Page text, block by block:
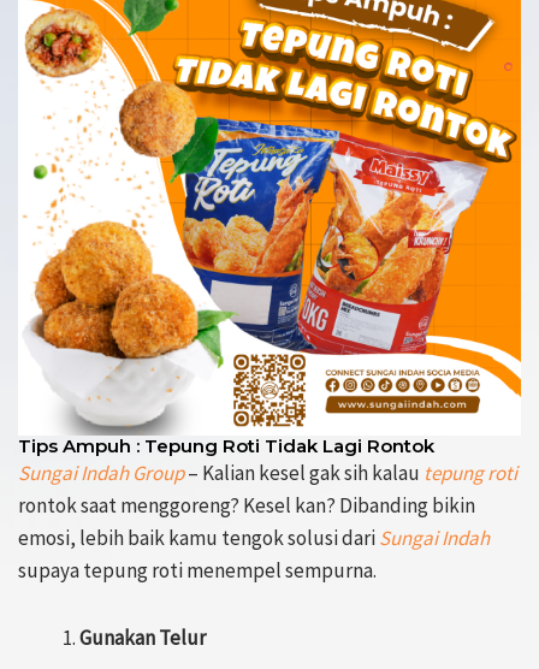
Tips Ampuh : Tepung Roti Tidak Lagi Rontok
Sungai Indah Group– Kalian kesel gak sih kalau tepung roti
rontok saat menggoreng? Kesel kan? Dibanding bikin
emosi, lebih baik kamu tengok solusi dariSungai Indah
supaya tepung roti menempel sempurna.
Gunakan Telur